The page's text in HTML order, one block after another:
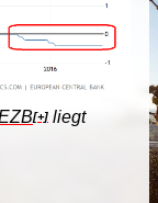
[+] liegt